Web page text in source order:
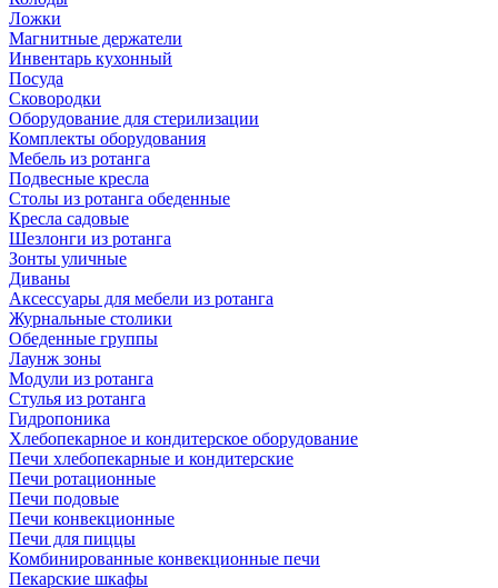
Ложки
Магнитные держатели
Инвентарь кухонный
Посуда
Сковородки
Оборудование для стерилизации
Комплекты оборудования
Мебель из ротанга
Подвесные кресла
Столы из ротанга обеденные
Кресла садовые
Шезлонги из ротанга
Зонты уличные
Диваны
Аксессуары для мебели из ротанга
Журнальные столики
Обеденные группы
Лаунж зоны
Модули из ротанга
Стулья из ротанга
Гидропоника
Хлебопекарное и кондитерское оборудование
Печи хлебопекарные и кондитерские
Печи ротационные
Печи подовые
Печи конвекционные
Печи для пиццы
Комбинированные конвекционные печи
Пекарские шкафы